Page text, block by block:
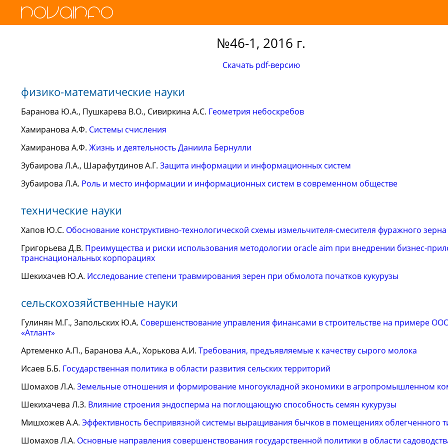
№46-1, 2016 г.
Скачать pdf-версию
физико-математические науки
Баранова Ю.А., Пушкарева В.О., Сивиркина А.С. Геометрия небоскребов
Хамиранова А.Ф. Системы счисления
Хамиранова А.Ф. Жизнь и деятельность Даниила Бернулли
Зубаирова Л.А., Шарафутдинов А.Г. Защита информации и информационных систем
Зубаирова Л.А. Роль и место информации и информационных систем в современном обществе
технические науки
Хапов Ю.С. Обоснование конструктивно-технологической схемы измельчителя-смесителя фуражного зерна
Григорьева Д.В. Преимущества и риски использования методологии oracle aim при внедрении бизнес-
транснациональных корпорациях
Шекихачев Ю.А. Исследование степени травмирования зерен при обмолота початков кукурузы
сельскохозяйственные науки
Гулинян М.Г., Запольских Ю.А. Совершенствование управления финансами в строительстве на примере
«Атлант»
Артеменко А.П., Баранова А.А., Хорькова А.И. Требования, предъявляемые к качеству сырого молока
Исаев Б.Б. Государственная политика в области развития сельских территорий
Шомахов Л.А. Земельные отношения и формирование многоукладной экономики в агропромышленном
Шекихачева Л.З. Влияние строения эндосперма на поглощающую способность семян кукурузы
Мишхожев А.А. Эффективность беспривязной системы выращивания бычков в помещениях облегченного
Шомахов Л.А. Основные направления совершенствования государственной политики в области